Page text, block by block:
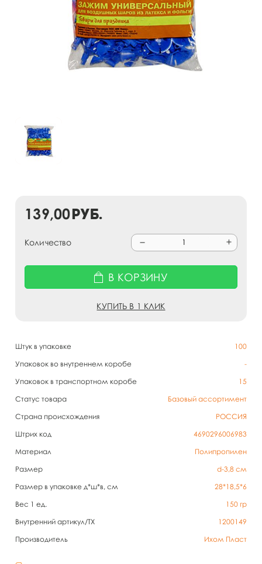
Штук в упаковке
100
Упаковок во внутреннем коробе
-
Упаковок в транспортном коробе
15
Статус товара
Базовый ассортимент
Страна происхождения
РОССИЯ
Штрих код
4690296006983
Материал
Полипропилен
Размер
d-3,8 см
Размер в упаковке д*ш*в, см
28*18,5*6
Вес 1 ед.
150 гр
Внутренний артикул/TX
1200149
Производитель
Ихом Пласт
139,00руб.
Количество
В КОРЗИНУ
КУПИТЬ В 1 КЛИК